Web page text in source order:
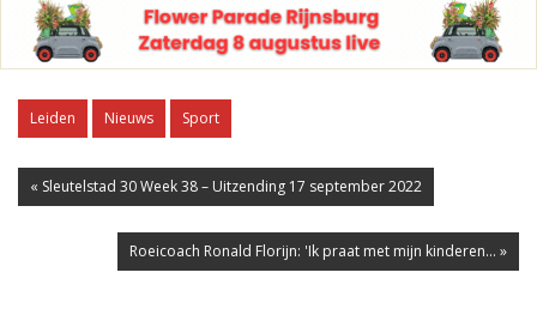
Leiden Nieuws Sport
« Sleutelstad 30 Week 38 – Uitzending 17 september 2022
Roeicoach Ronald Florijn: 'Ik praat met mijn kinderen... »